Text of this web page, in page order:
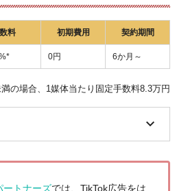
料 初期費用 契約期間
0円 6か月～
の場合、1媒体当たり固定手数料8.3万円
ートナーズでは、TikTok広告をは